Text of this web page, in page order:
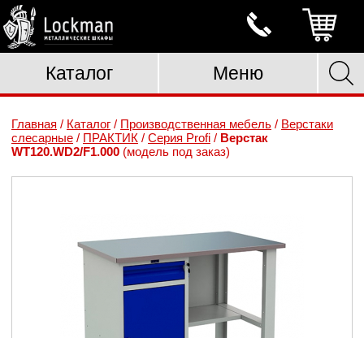
Каталог Меню
Главная / Каталог / Производственная мебель / Верстаки
слесарные / ПРАКТИК / Серия Profi / Верстак
WT120.WD2/F1.000 (модель под заказ)